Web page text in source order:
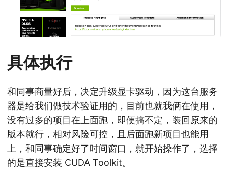
具体执行
和同事商量好后，决定升级显卡驱动，因为这台服务
器是给我们做技术验证用的，目前也就我俩在使用，
没有过多的项目在上面跑，即便搞不定，装回原来的
版本就行，相对风险可控，且后面跑新项目也能用
上，和同事确定好了时间窗口，就开始操作了，选择
的是直接安装 CUDA Toolkit。